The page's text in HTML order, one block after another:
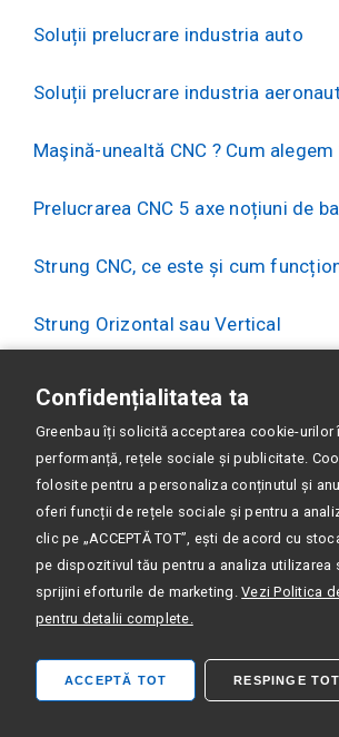
Soluții prelucrare industria auto
Soluții prelucrare industria
Maşină-unealtă CNC ? Cum alegem
Prelucrarea CNC 5 axe noțiuni de
Strung CNC, ce este și cum
Strung Orizontal sau Vertical
Programare conversațională direct
CNC
Strunguri swiss cu tehnologia
Abonează-te la actualizări,
Confidențialitatea ta
Greenbau îți solicită acceptarea cookie-urilor
performanță, rețele sociale și publicitate.
folosite pentru a personaliza conținutul și
oferi funcții de rețele sociale și pentru a
clic pe „ACCEPTĂ TOT”, ești de acord cu
pe dispozitivul tău pentru a analiza utilizarea
sprijini eforturile de marketing.Vezi Politica
pentru detalii complete.
ACCEPTĂ TOT RESPINGE TOT